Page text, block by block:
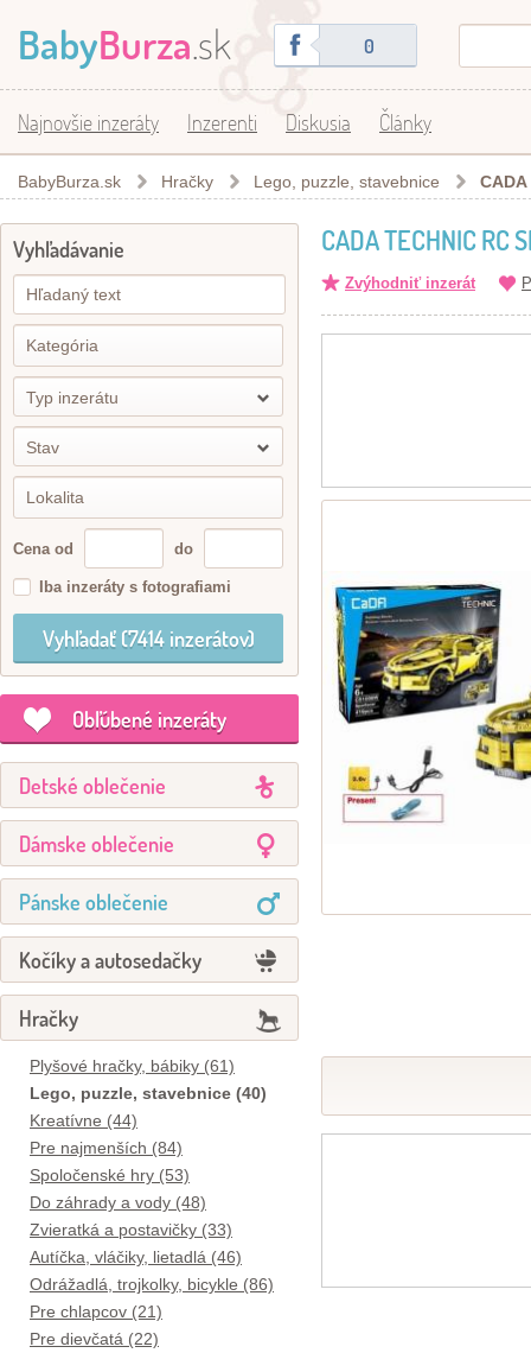
BabyBurza.sk 0
Najnovšie inzeráty Inzerenti Diskusia Články
BabyBurza.sk Hračky Lego, puzzle, stavebnice
Vyhľadávanie
Typ inzerátu
Stav
Cena od do
Iba inzeráty s fotografiami
Obľúbené inzeráty
Detské oblečenie
Dámske oblečenie
Pánske oblečenie
Kočíky a autosedačky
Hračky
Plyšové hračky, bábiky (61)
Lego, puzzle, stavebnice (40)
Kreatívne (44)
Pre najmenších (84)
Spoločenské hry (53)
Do záhrady a vody (48)
Zvieratká a postavičky (33)
Autíčka, vláčiky, lietadlá (46)
Odrážadlá, trojkolky, bicykle (86)
Pre chlapcov (21)
Pre dievčatá (22)
CADA TECHNIC RC
Zvýhodniť inzerát